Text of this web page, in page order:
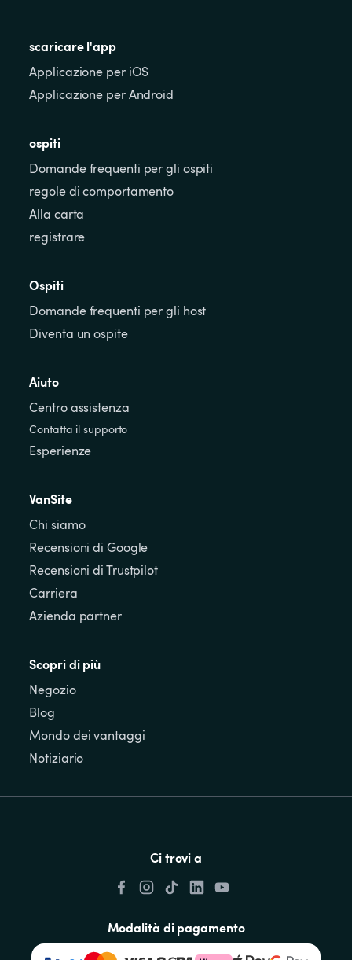
scaricare l'app
Applicazione per iOS
Applicazione per Android
ospiti
Domande frequenti per gli ospiti
regole di comportamento
Alla carta
registrare
Ospiti
Domande frequenti per gli host
Diventa un ospite
Aiuto
Centro assistenza
Contatta il supporto
Esperienze
VanSite
Chi siamo
Recensioni di Google
Recensioni di Trustpilot
Carriera
Azienda partner
Scopri di più
Negozio
Blog
Mondo dei vantaggi
Notiziario
Ci trovi a
Modalità di pagamento